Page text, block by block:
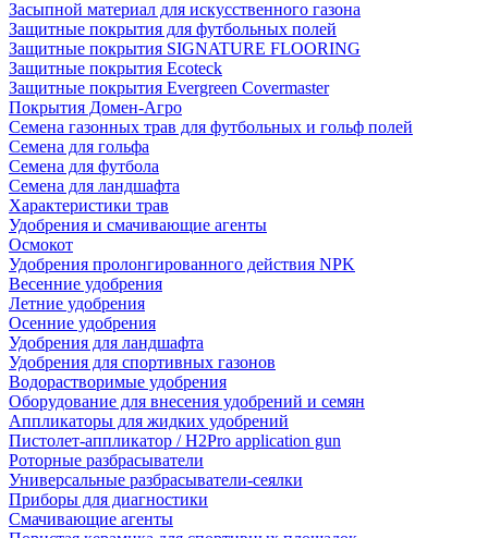
Засыпной материал для искусственного газона
Защитные покрытия для футбольных полей
Защитные покрытия SIGNATURE FLOORING
Защитные покрытия Ecoteck
Защитные покрытия Evergreen Covermaster
Покрытия Домен-Агро
Семена газонных трав для футбольных и гольф полей
Семена для гольфа
Семена для футбола
Семена для ландшафта
Характеристики трав
Удобрения и смачивающие агенты
Осмокот
Удобрения пролонгированного действия NPK
Весенние удобрения
Летние удобрения
Осенние удобрения
Удобрения для ландшафта
Удобрения для спортивных газонов
Водорастворимые удобрения
Оборудование для внесения удобрений и семян
Аппликаторы для жидких удобрений
Пистолет-аппликатор / H2Pro application gun
Роторные разбрасыватели
Универсальные разбрасыватели-сеялки
Приборы для диагностики
Смачивающие агенты